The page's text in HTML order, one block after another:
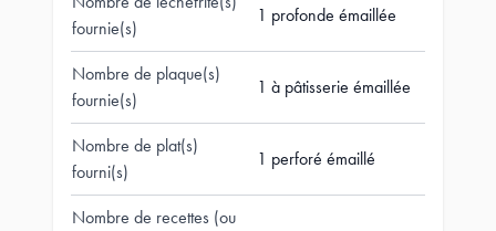
fournie(s)
1 profonde émaillée
Nombre de plaque(s)
fournie(s)
1 à pâtisserie émaillée
Nombre de plat(s)
fourni(s)
1 perforé émaillé
Nombre de recettes (ou